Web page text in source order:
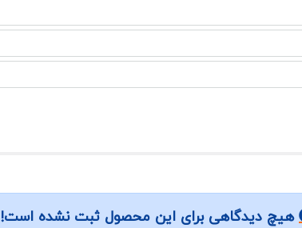
هیچ دیدگاهی برای این محصول ثبت نشده است!